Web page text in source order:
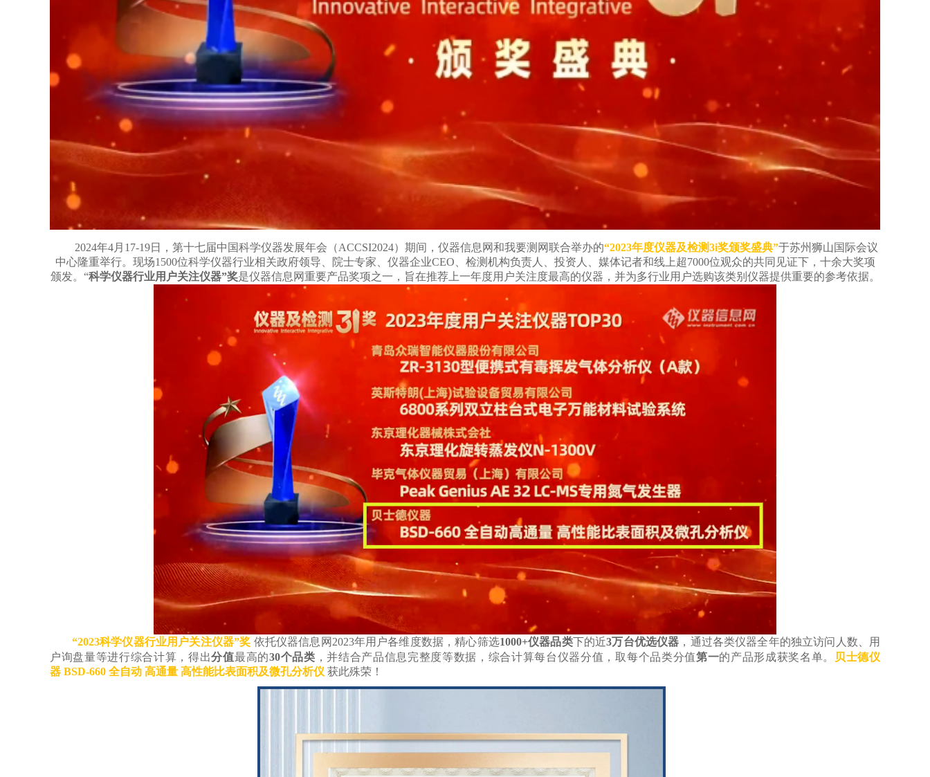
2024年4月17-19日，第十七届中国科学仪器发展年会（ACCSI2024）期间 ，仪器信息网和我要测网联合举办的“2023年度仪器及检测3i奖颁奖盛典”于苏州狮山国际会议
中心隆重举行。现场1500位科学仪器行业相关政府领导、院士专家、仪器企业CEO、检测机构负责人、投资人、媒体记者和线上超7000位观众的共同见证下，十余大奖项
颁发。 “科学仪器行业用户关注仪器”奖是仪器信息网重要产品奖项之一，旨在推荐上一年度用户关注度最高的仪器，并为多行业用户选购该类别仪器提供重要的参考依据。
“2023科学仪器行业用户关注仪器”奖 依托仪器信息网2023年用户各维度数据，精心筛选1000+仪器品类下的近3万台优选仪器 ，通过各类仪器全年的独立访问人数、用
户询盘量等进行综合计算，得出分值最高的30个品类 ，并结合产品信息完整度等数据，综合计算每台仪器分值，取每个品类分值第一的产品形成获奖名单。
贝士德仪
器 BSD-660 全自动 高通量 高性能比表面积及微孔分析仪 获此殊荣！